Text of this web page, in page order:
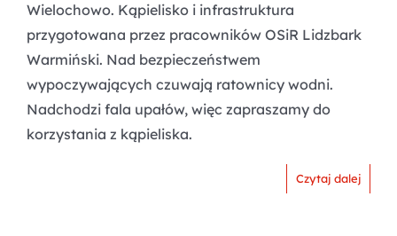
Wielochowo. Kąpielisko i infrastruktura
przygotowana przez pracowników OSiR Lidzbark
Warmiński. Nad bezpieczeństwem
wypoczywających czuwają ratownicy wodni.
Nadchodzi fala upałów, więc zapraszamy do
korzystania z kąpieliska.
Czytaj dalej